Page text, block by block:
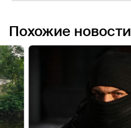
Похожие новости